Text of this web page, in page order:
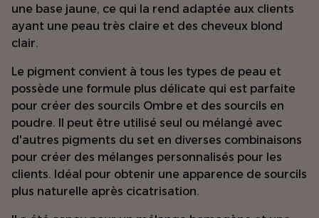
une base jaune, ce qui la rend adaptée aux clients
ayant une peau très claire et des cheveux blond
clair.
Le pigment convient à tous les types de peau et
possède une formule plus délicate qui est parfaite
pour créer des sourcils Ombre et des sourcils en
poudre. Il peut être utilisé seul ou mélangé avec
d'autres pigments du set en diverses combinaisons
pour créer des mélanges personnalisés pour les
clients. Idéal pour obtenir une apparence de sourcils
plus naturelle après cicatrisation.